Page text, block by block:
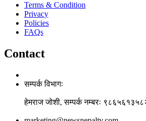
Terms & Condition
Privacy
Policies
FAQs
Contact
सम्पर्क विभागः
हेमराज जोशी, सम्पर्क नम्बरः